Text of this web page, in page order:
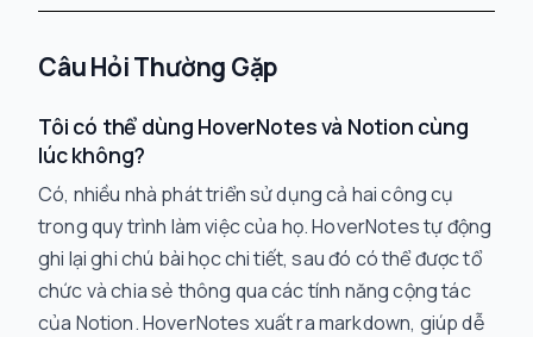
Câu Hỏi Thường Gặp
Tôi có thể dùng HoverNotes và Notion cùng
lúc không?
Có, nhiều nhà phát triển sử dụng cả hai công cụ
trong quy trình làm việc của họ. HoverNotes tự động
ghi lại ghi chú bài học chi tiết, sau đó có thể được tổ
chức và chia sẻ thông qua các tính năng cộng tác
của Notion. HoverNotes xuất ra markdown, giúp dễ